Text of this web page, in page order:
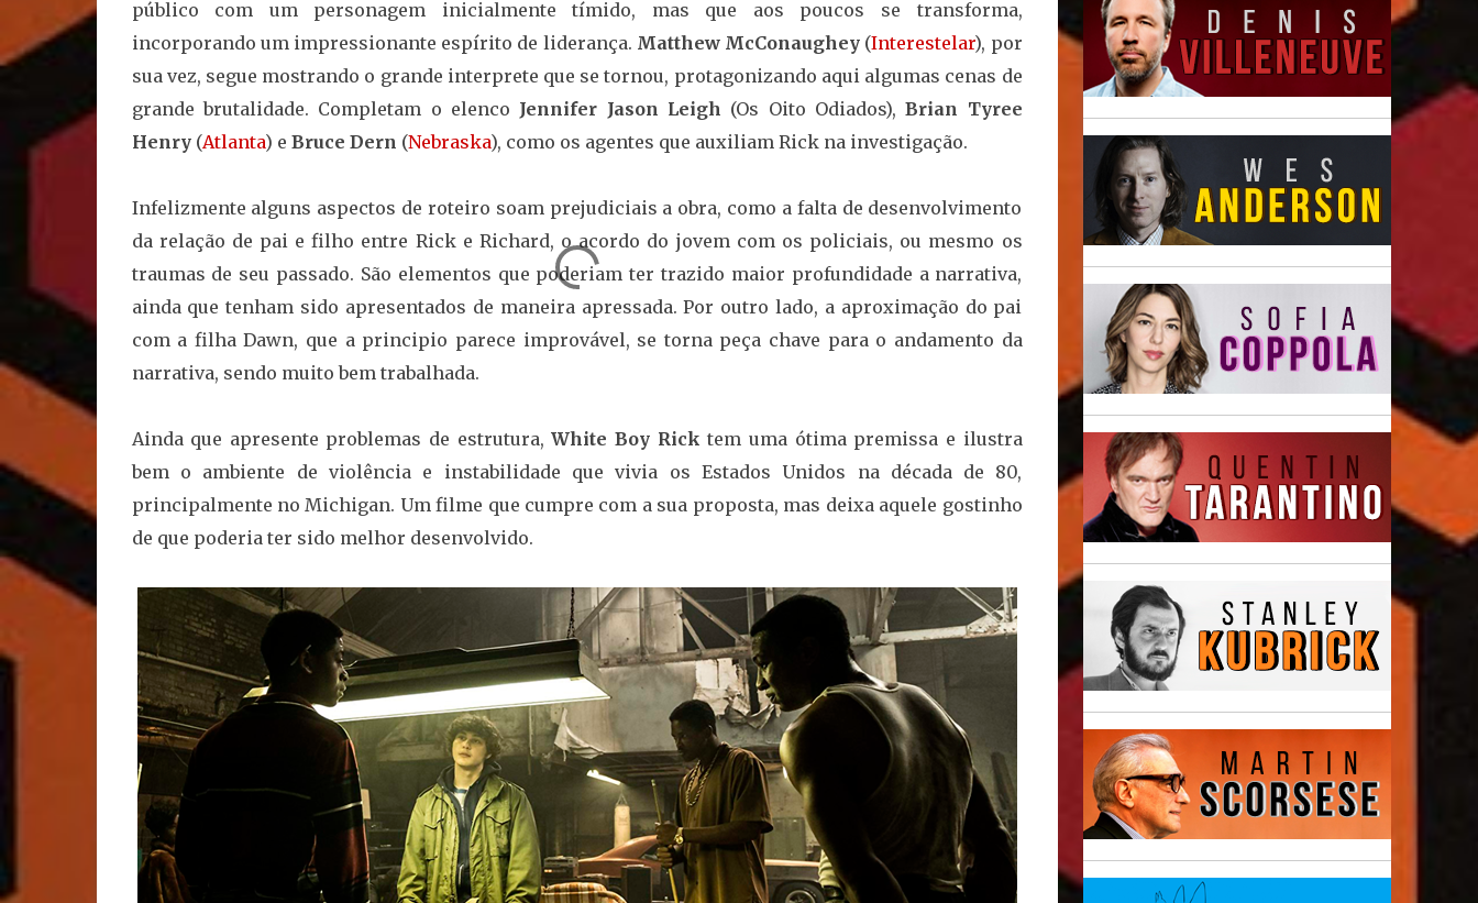
público com um personagem inicialmente tímido, mas que aos poucos se transforma,
incorporando um impressionante espírito de liderança. Matthew McConaughey (Interestelar), por
sua vez, segue mostrando o grande interprete que se tornou, protagonizando aqui algumas cenas de
grande brutalidade. Completam o elenco Jennifer Jason Leigh (Os Oito Odiados),Brian Tyree
Henry (Atlanta) e Bruce Dern (Nebraska), como os agentes que auxiliam Rick na investigação.
Infelizmente alguns aspectos de roteiro soam prejudiciais a obra, como a falta de desenvolvimento
da relação de pai e filho entre Rick e Richard, o acordo do jovem com os policiais, ou mesmo os
traumas de seu passado. São elementos que poderiam ter trazido maior profundidade a narrativa,
ainda que tenham sido apresentados de maneira apressada. Por outro lado, a aproximação do pai
com a filha Dawn, que a principio parece improvável, se torna peça chave para o andamento da
narrativa, sendo muito bem trabalhada.
Ainda que apresente problemas de estrutura,White Boy Rick tem uma ótima premissa e ilustra
bem o ambiente de violência e instabilidade que vivia os Estados Unidos na década de 80,
principalmente no Michigan. Um filme que cumpre com a sua proposta, mas deixa aquele gostinho
de que poderia ter sido melhor desenvolvido.